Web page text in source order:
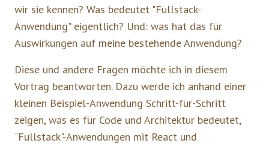
wir sie kennen? Was bedeutet "Fullstack-
Anwendung" eigentlich? Und: was hat das für
Auswirkungen auf meine bestehende Anwendung?
Diese und andere Fragen möchte ich in diesem
Vortrag beantworten. Dazu werde ich anhand einer
kleinen Beispiel-Anwendung Schritt-für-Schritt
zeigen, was es für Code und Architektur bedeutet,
"Fullstack"-Anwendungen mit React und